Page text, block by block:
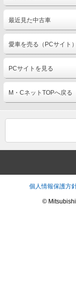
最近見た中古車
愛車を売る（PCサイト）
PCサイトを見る
M・CネットTOPへ戻る
個人情報保護方
©